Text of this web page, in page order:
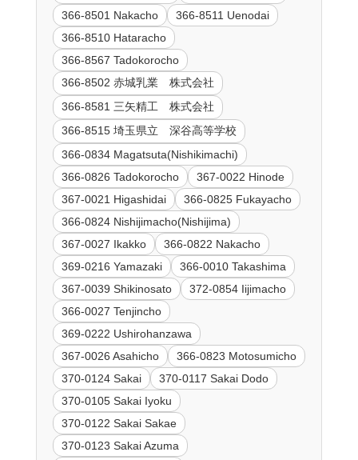
366-8501 Nakacho
366-8511 Uenodai
366-8510 Hataracho
366-8567 Tadokorocho
366-8502 赤城乳業 株式会社
366-8581 三矢精工 株式会社
366-8515 埼玉県立 深谷高等学校
366-0834 Magatsuta(Nishikimachi)
366-0826 Tadokorocho
367-0022 Hinode
367-0021 Higashidai
366-0825 Fukayacho
366-0824 Nishijimacho(Nishijima)
367-0027 Ikakko
366-0822 Nakacho
369-0216 Yamazaki
366-0010 Takashima
367-0039 Shikinosato
372-0854 Iijimacho
366-0027 Tenjincho
369-0222 Ushirohanzawa
367-0026 Asahicho
366-0823 Motosumicho
370-0124 Sakai
370-0117 Sakai Dodo
370-0105 Sakai Iyoku
370-0122 Sakai Sakae
370-0123 Sakai Azuma